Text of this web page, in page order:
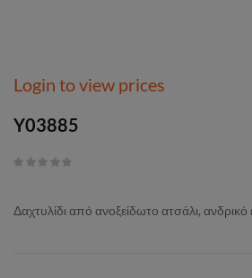
Login to view prices
Y03885
Δαχτυλίδι από ανοξείδωτο ατσάλι,